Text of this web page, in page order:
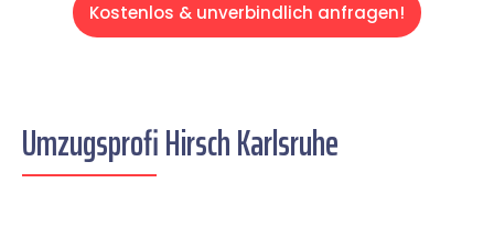
Kostenlos & unverbindlich anfragen!
Umzugsprofi Hirsch Karlsruhe